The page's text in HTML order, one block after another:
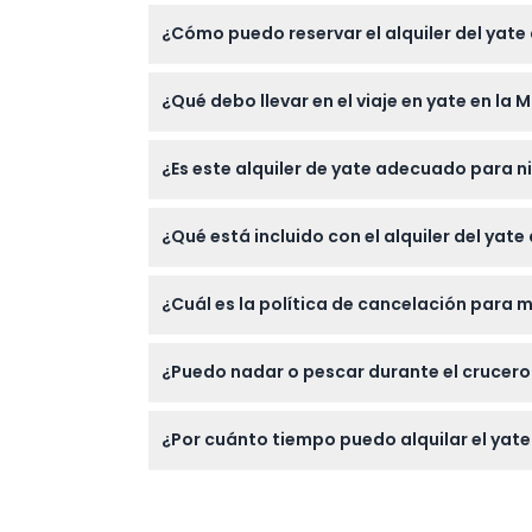
¿Cómo puedo reservar el alquiler del
durante el proceso de reserva en línea, lo
¿Qué debo llevar en el viaje en yate en la
las noches de invierno para mayor
¿Es este alquiler de yate adecuado para
y relajante.
¿Qué está incluido con el alquiler del yate
entretenimiento como un sistema de
¿Cuál es la política de cancelación para
24 horas de antelación o las no
¿Puedo nadar o pescar durante el
¿Por cuánto tiempo puedo alquilar el